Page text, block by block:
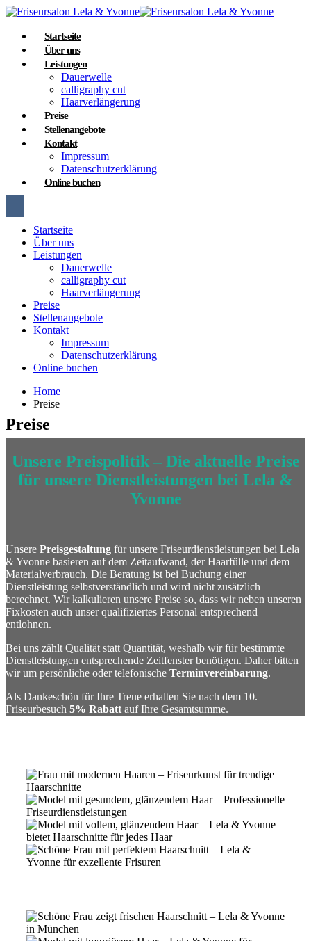
Startseite
Über uns
Leistungen
Dauerwelle
calligraphy cut
Haarverlängerung
Preise
Stellenangebote
Kontakt
Impressum
Datenschutzerklärung
Online buchen
Startseite
Über uns
Leistungen
Dauerwelle
calligraphy cut
Haarverlängerung
Preise
Stellenangebote
Kontakt
Impressum
Datenschutzerklärung
Online buchen
Home
Preise
Preise
Unsere Preispolitik – Die aktuelle Preise
für unsere Dienstleistungen bei Lela &
Yvonne
Unsere Preisgestaltung für unsere Friseurdienstleistungen bei Lela
& Yvonne basieren auf dem Zeitaufwand, der Haarfülle und dem
Materialverbrauch. Die Beratung ist bei Buchung einer
Dienstleistung selbstverständlich und wird nicht zusätzlich
berechnet. Wir kalkulieren unsere Preise so, dass wir neben unseren
Fixkosten auch unser qualifiziertes Personal entsprechend
entlohnen.
Bei uns zählt Qualität statt Quantität, weshalb wir für bestimmte
Dienstleistungen entsprechende Zeitfenster benötigen. Daher bitten
wir um persönliche oder telefonische Terminvereinbarung.
Als Dankeschön für Ihre Treue erhalten Sie nach dem 10.
Friseurbesuch 5% Rabatt auf Ihre Gesamtsumme.